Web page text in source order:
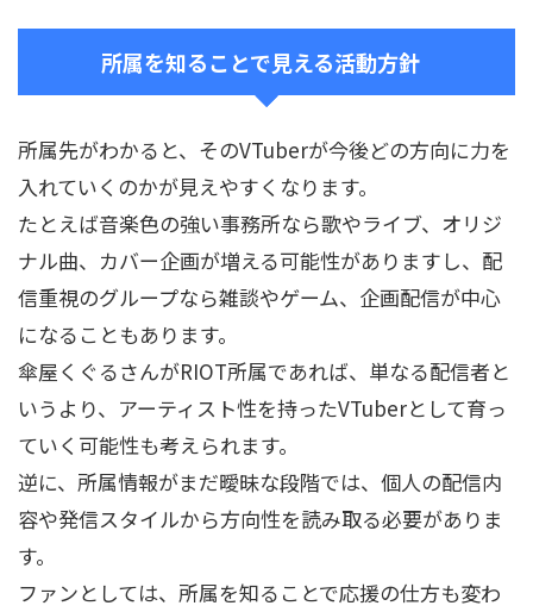
所属を知ることで見える活動方針
所属先がわかると、そのVTuberが今後どの方向に力を
入れていくのかが見えやすくなります。
たとえば音楽色の強い事務所なら歌やライブ、オリジ
ナル曲、カバー企画が増える可能性がありますし、配
信重視のグループなら雑談やゲーム、企画配信が中心
になることもあります。
傘屋くぐるさんがRIOT所属であれば、単なる配信者と
いうより、アーティスト性を持ったVTuberとして育っ
ていく可能性も考えられます。
逆に、所属情報がまだ曖昧な段階では、個人の配信内
容や発信スタイルから方向性を読み取る必要がありま
す。
ファンとしては、所属を知ることで応援の仕方も変わ